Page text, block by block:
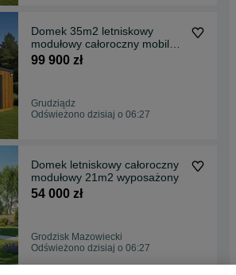
Domek 35m2 letniskowy
modułowy całoroczny mobilny
wyposażony pod klucz
99 900 zł
Grudziądz
Odświeżono dzisiaj o 06:27
Domek letniskowy całoroczny
modułowy 21m2 wyposażony
54 000 zł
Grodzisk Mazowiecki
Odświeżono dzisiaj o 06:27